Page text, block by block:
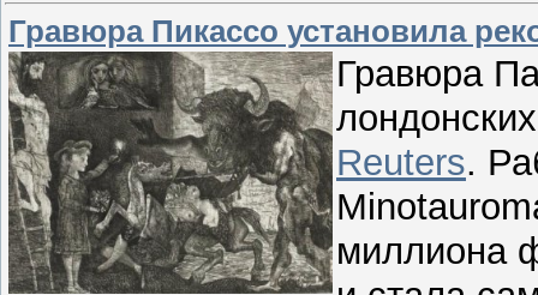
Гравюра Пикассо установила
Гравюра
Reuters.
миллиона